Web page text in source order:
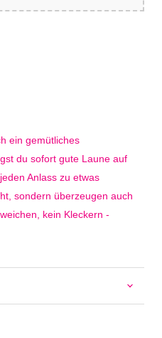
ein gemütliches
du sofort gute Laune auf
Anlass zu etwas
sondern überzeugen auch
kein Kleckern -
sowie warme Getränke
- eine gute Alternative,
an Designs findest du